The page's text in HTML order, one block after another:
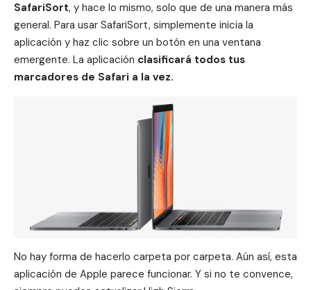
SafariSort, y hace lo mismo, solo que de una manera más
general. Para usar SafariSort, simplemente inicia la
aplicación y haz clic sobre un botón en una ventana
emergente. La aplicación clasificará todos tus
marcadores de Safari a la vez.
No hay forma de hacerlo carpeta por carpeta. Aún así, esta
aplicación de Apple parece funcionar. Y si no te convence,